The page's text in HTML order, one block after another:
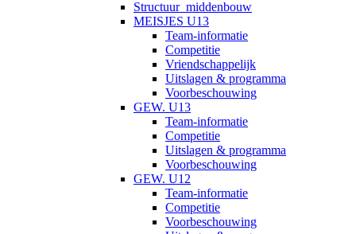
Structuur_middenbouw
MEISJES U13
Team-informatie
Competitie
Vriendschappelijk
Uitslagen & programma
Voorbeschouwing
GEW. U13
Team-informatie
Competitie
Uitslagen & programma
Voorbeschouwing
GEW. U12
Team-informatie
Competitie
Voorbeschouwing